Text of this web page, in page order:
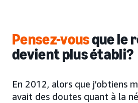
Pensez-vousque le
devient plus établi?
En 2012, alors que j’obtiens
avait des doutes quant à la